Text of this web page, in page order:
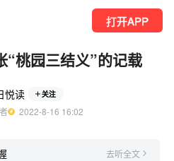
打开APP
“桃园三结义”的记载
悦读 关注
  2022-8-16 16:02
去听全文